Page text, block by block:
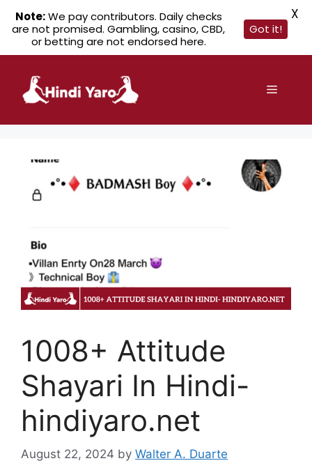
content
Menu
1008+ Attitude
Shayari In Hindi-
hindiyaro.net
August 22, 2024 by Walter A. Duarte
Note:We pay contributors. Daily checks
are not promised. Gambling, casino, CBD,
or betting are not endorsed here.
Got it!
X